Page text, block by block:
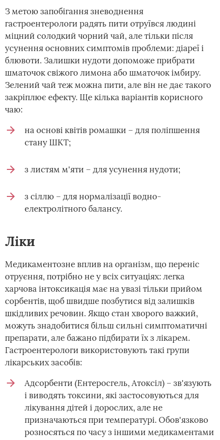
З метою запобігання зневоднення
гастроентерологи радять пити отруївся людині
міцний солодкий чорний чай, але тільки після
усунення основних симптомів проблеми: діареї і
блювоти. Залишки нудоти допоможе прибрати
шматочок свіжого лимона або шматочок імбиру.
Зелений чай теж можна пити, але він не дає такого
закріплює ефекту. Ще кілька варіантів корисного
чаю:
на основі квітів ромашки – для поліпшення
стану ШКТ;
з листям м'яти – для усунення нудоти;
з сіллю – для нормалізації водно-
електролітного балансу.
Ліки
Медикаментозне вплив на організм, що переніс
отруєння, потрібно не у всіх ситуаціях: легка
харчова інтоксикація має на увазі тільки прийом
сорбентів, щоб швидше позбутися від залишків
шкідливих речовин. Якщо стан хворого важкий,
можуть знадобитися більш сильні симптоматичні
препарати, але бажано підбирати їх з лікарем.
Гастроентерологи використовують такі групи
лікарських засобів:
Адсорбенти (Ентеросгель, Атоксіл) – зв'язують
і виводять токсини, які застосовуються для
лікування дітей і дорослих, але не
призначаються при температурі. Обов'язково
розносяться по часу з іншими медикаментами